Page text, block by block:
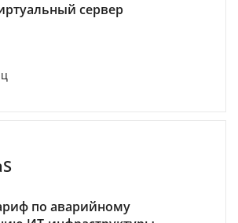
сервер
по аварийному